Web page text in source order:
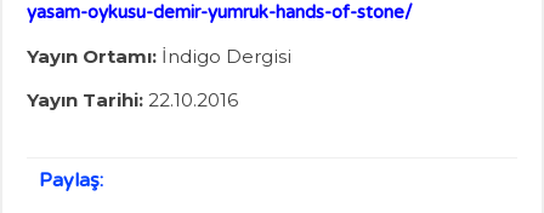
yasam-oykusu-demir-yumruk-hands-of-stone/
Yayın Ortamı: İndigo Dergisi
Yayın Tarihi: 22.10.2016
Paylaş: